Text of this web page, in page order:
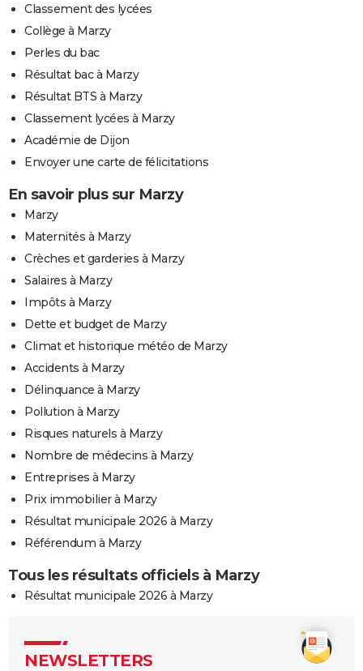
Classement des lycées
Collège à Marzy
Perles du bac
Résultat bac à Marzy
Résultat BTS à Marzy
Classement lycées à Marzy
Académie de Dijon
Envoyer une carte de félicitations
En savoir plus sur Marzy
Marzy
Maternités à Marzy
Crèches et garderies à Marzy
Salaires à Marzy
Impôts à Marzy
Dette et budget de Marzy
Climat et historique météo de Marzy
Accidents à Marzy
Délinquance à Marzy
Pollution à Marzy
Risques naturels à Marzy
Nombre de médecins à Marzy
Entreprises à Marzy
Prix immobilier à Marzy
Résultat municipale 2026 à Marzy
Référendum à Marzy
Tous les résultats officiels à Marzy
Résultat municipale 2026 à Marzy
NEWSLETTERS